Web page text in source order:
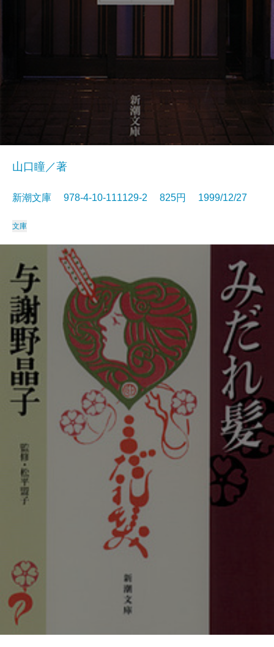
山口瞳／著
新潮文庫 978-4-10-111129-2 825円 1999/12/27
文庫